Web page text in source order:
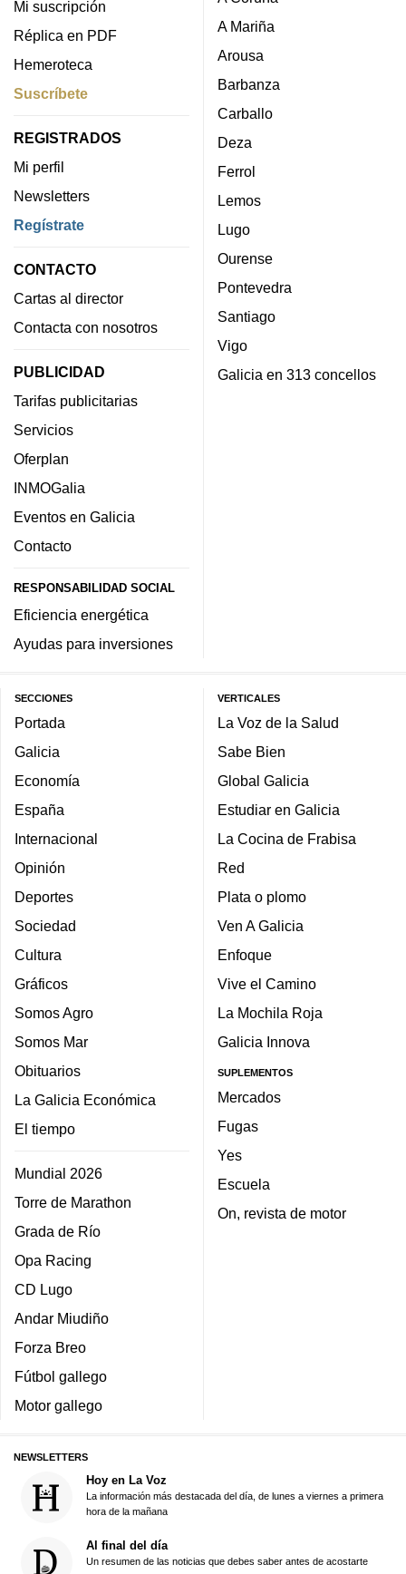
Mi suscripción
Réplica en PDF
Hemeroteca
Suscríbete
REGISTRADOS
Mi perfil
Newsletters
Regístrate
CONTACTO
Cartas al director
Contacta con nosotros
PUBLICIDAD
Tarifas publicitarias
Servicios
Oferplan
INMOGalia
Eventos en Galicia
Contacto
RESPONSABILIDAD SOCIAL
Eficiencia energética
Ayudas para inversiones
A Mariña
Arousa
Barbanza
Carballo
Deza
Ferrol
Lemos
Lugo
Ourense
Pontevedra
Santiago
Vigo
Galicia en 313 concellos
SECCIONES
Portada
Galicia
Economía
España
Internacional
Opinión
Deportes
Sociedad
Cultura
Gráficos
Somos Agro
Somos Mar
Obituarios
La Galicia Económica
El tiempo
Mundial 2026
Torre de Marathon
Grada de Río
Opa Racing
CD Lugo
Andar Miudiño
Forza Breo
Fútbol gallego
Motor gallego
VERTICALES
La Voz de la Salud
Sabe Bien
Global Galicia
Estudiar en Galicia
La Cocina de Frabisa
Red
Plata o plomo
Ven A Galicia
Enfoque
Vive el Camino
La Mochila Roja
Galicia Innova
SUPLEMENTOS
Mercados
Fugas
Yes
Escuela
On, revista de motor
NEWSLETTERS
Hoy en La Voz
La información más destacada del día, de lunes a viernes a primera
hora de la mañana
Al final del día
Un resumen de las noticias que debes saber antes de acostarte